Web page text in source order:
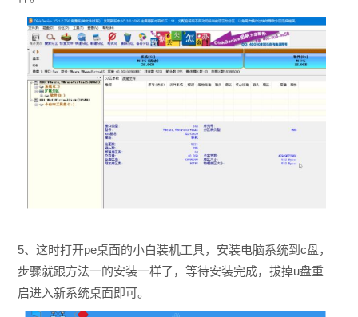
5、这时打开pe桌面的小白装机工具，安装电脑系统到c盘，
步骤就跟方法一的安装一样了，等待安装完成，拔掉u盘重
启进入新系统桌面即可。